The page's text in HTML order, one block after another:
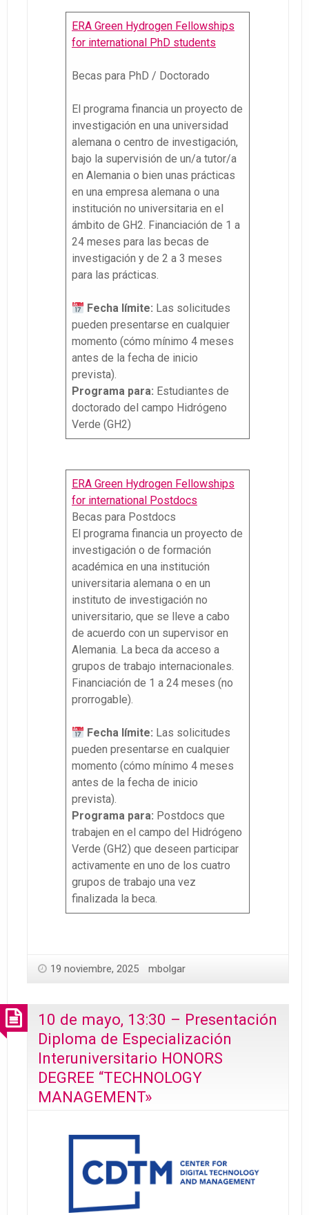
ERA Green Hydrogen Fellowships
for international PhD students
Becas para PhD / Doctorado
El programa financia un proyecto de
investigación en una universidad
alemana o centro de investigación,
bajo la supervisión de un/a tutor/a
en Alemania o bien unas prácticas
en una empresa alemana o una
institución no universitaria en el
ámbito de GH2. Financiación de 1 a
24 meses para las becas de
investigación y de 2 a 3 meses
para las prácticas.
Fecha límite: Las solicitudes
pueden presentarse en cualquier
momento (cómo mínimo 4 meses
antes de la fecha de inicio
prevista).
Programa para: Estudiantes de
doctorado del campo Hidrógeno
Verde (GH2)
ERA Green Hydrogen Fellowships
for international Postdocs
Becas para Postdocs
El programa financia un proyecto de
investigación o de formación
académica en una institución
universitaria alemana o en un
instituto de investigación no
universitario, que se lleve a cabo
de acuerdo con un supervisor en
Alemania. La beca da acceso a
grupos de trabajo internacionales.
Financiación de 1 a 24 meses (no
prorrogable).
Fecha límite: Las solicitudes
pueden presentarse en cualquier
momento (cómo mínimo 4 meses
antes de la fecha de inicio
prevista).
Programa para: Postdocs que
trabajen en el campo del Hidrógeno
Verde (GH2) que deseen participar
activamente en uno de los cuatro
grupos de trabajo una vez
finalizada la beca.
19 noviembre, 2025 mbolgar
10 de mayo, 13:30 – Presentación
Diploma de Especialización
Interuniversitario HONORS
DEGREE “TECHNOLOGY
MANAGEMENT»